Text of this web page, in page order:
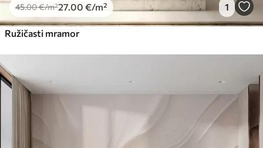
45.00€/m²27 .00 €/m² 1
Ružičasti mramor